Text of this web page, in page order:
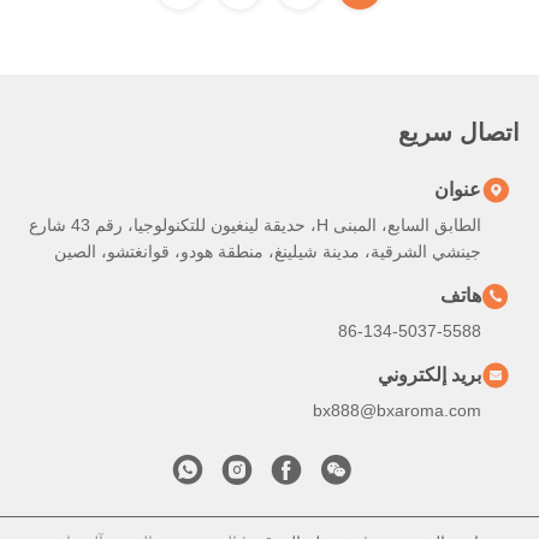
اتصال سريع
عنوان
الطابق السابع، المبنى H، حديقة لينغيون للتكنولوجيا، رقم 43 شارع
جينشي الشرقية، مدينة شيلينغ، منطقة هودو، قوانغتشو، الصين
هاتف
86-134-5037-5588
بريد إلكتروني
bx888@bxaroma.com